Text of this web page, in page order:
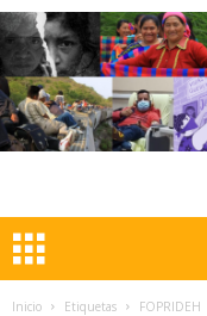
Inicio Etiquetas FOPRIDEH